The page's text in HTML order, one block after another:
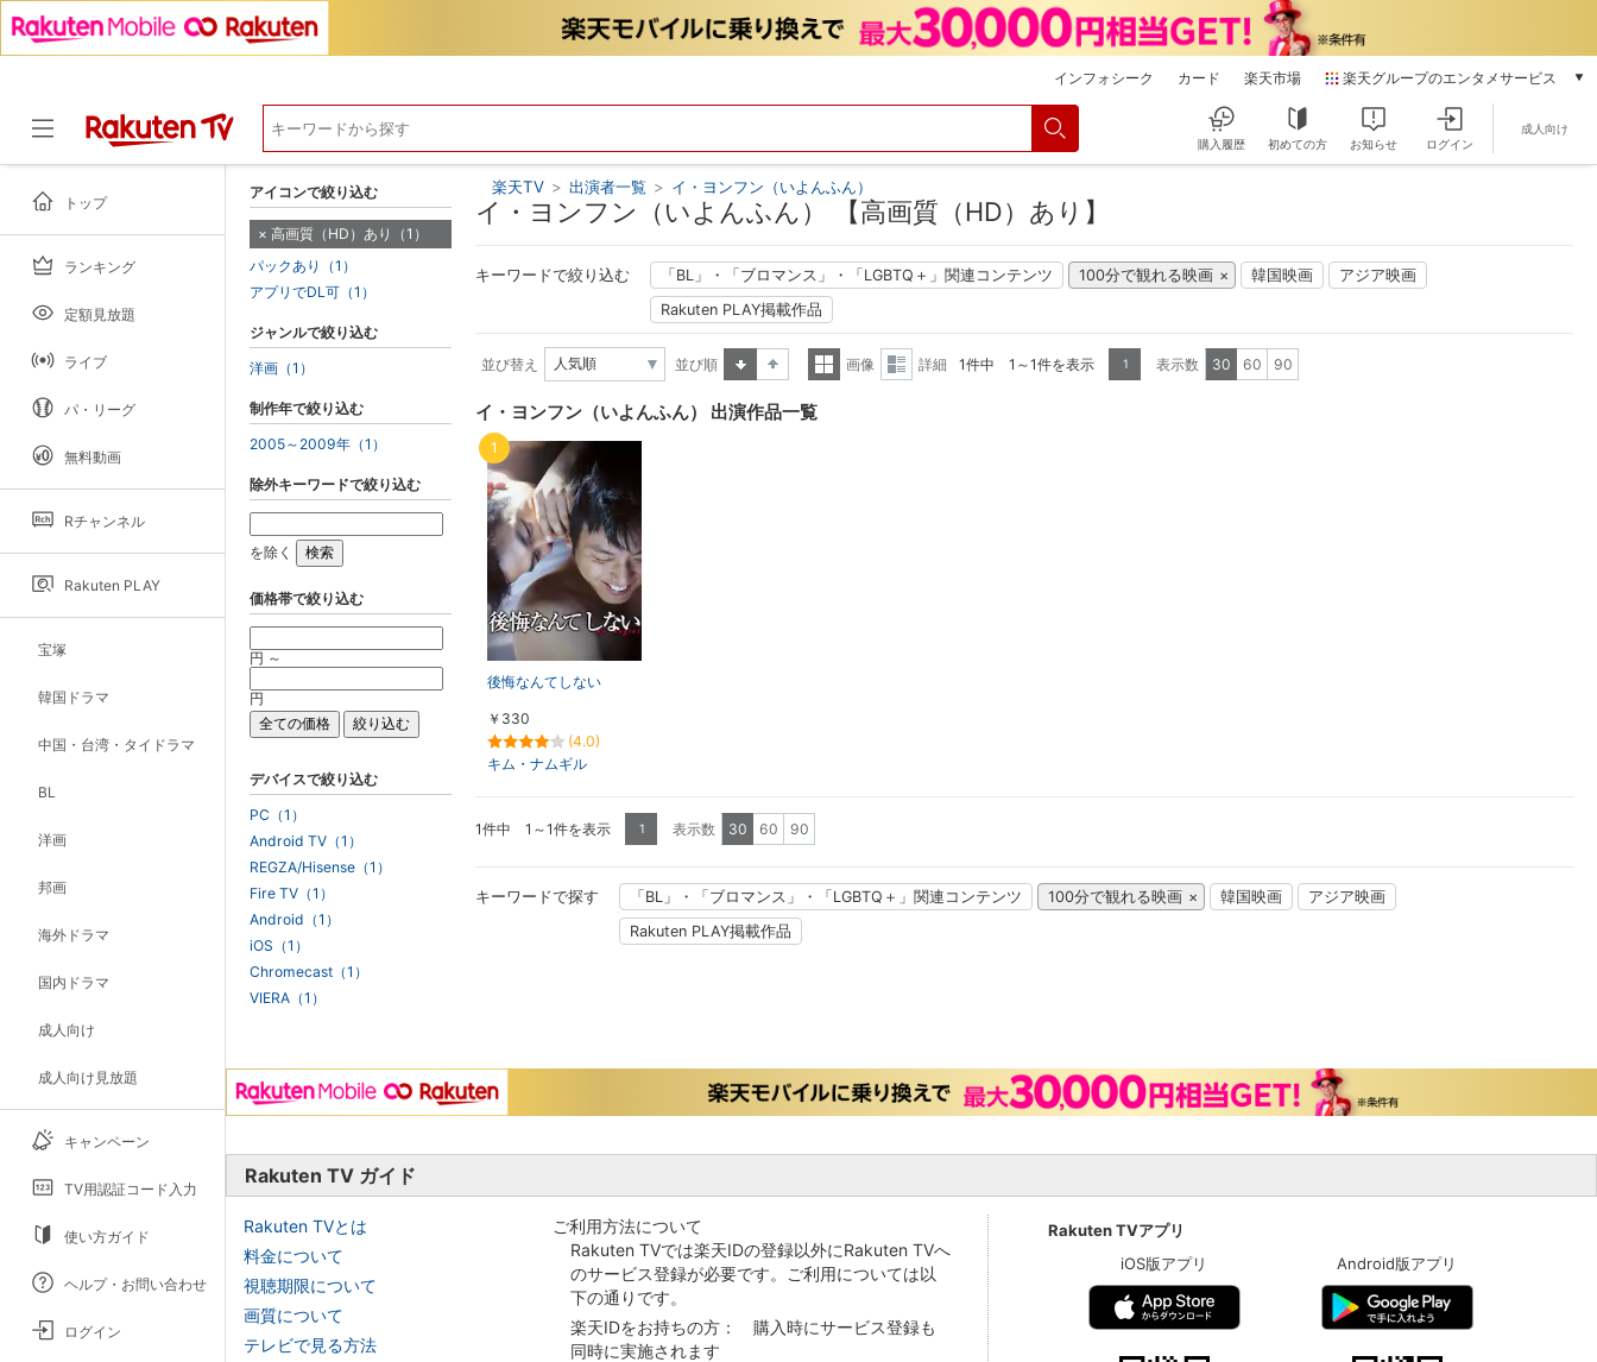
インフォシーク カード 楽天市場 楽天グループのエンタメサービス
本/ゲーム/CD/DVD
雑誌読み放題
動画配信
購入履歴 初めての方 お知らせ ログイン
成人向け
トップ
ランキング
定額見放題
ライブ
パ・リーグ
無料動画
Rチャンネル
Rakuten PLAY
宝塚
韓国ドラマ
中国・台湾・タイドラマ
BL
洋画
邦画
海外ドラマ
国内ドラマ
成人向け
成人向け見放題
キャンペーン
TV用認証コード入力
使い方ガイド
ヘルプ・お問い合わせ
ログイン
楽天TV > 出演者一覧 > イ・ヨンフン（いよんふん）
イ・ヨンフン（いよんふん） 【高画質（HD）あり】
キーワードで絞り込む 「BL」・「ブロマンス」・「LGBTQ＋」関連コンテンツ 100分で観れる映画 韓国映画
アジア映画
Rakuten PLAY掲載作品
並び替え
並び順
表示
画像
詳細 1件中 1～1件を表示 1 表示数 30 60 90
イ・ヨンフン（いよんふん） 出演作品一覧
後悔なんてしない
￥330
(4.0)
キム・ナムギル
1
1件中 1～1件を表示 1 表示数 30 60 90
キーワードで探す 「BL」・「ブロマンス」・「LGBTQ＋」関連コンテンツ 100分で観れる映画 韓国映画
アジア映画
Rakuten PLAY掲載作品
アイコンで絞り込む
高画質（HD）あり（1）
パックあり（1）
アプリでDL可（1）
ジャンルで絞り込む
洋画（1）
制作年で絞り込む
2005～2009年（1）
除外キーワードで絞り込む
を除く
価格帯で絞り込む
円 ～
円
デバイスで絞り込む
PC（1）
Android TV（1）
REGZA/Hisense（1）
Fire TV（1）
Android（1）
iOS（1）
Chromecast（1）
VIERA（1）
Rakuten TV ガイド
Rakuten TVとは
料金について
視聴期限について
画質について
テレビで見る方法
ご利用方法について
Rakuten TVでは楽天IDの登録以外にRakuten TVへ
のサービス登録が必要です。ご利用については以
下の通りです。
楽天IDをお持ちの方： 購入時にサービス登録も
同時に実施されます
Rakuten TVアプリ
iOS版アプリ
Android版アプリ